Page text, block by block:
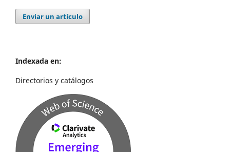
Enviar un artículo
Indexada en:
Directorios y catálogos